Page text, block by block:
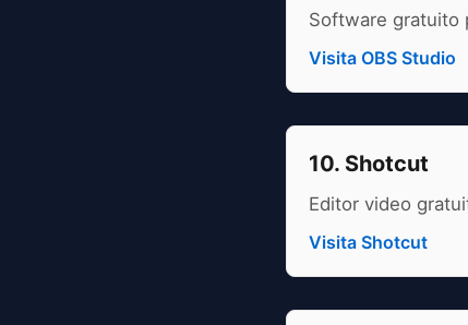
Software gratuito
Visita OBS Studio
10. Shotcut
Editor video
Visita Shotcut